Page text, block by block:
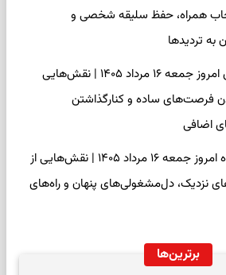
همراه، حفظ سلیقه شخصی و
به تردیدها
فال چای امروز جمعه ۱۶ مرداد ۱۴۰۵ | نقش‌هایی
فرصت‌های ساده و کنارگذاشتن
اضافی
فال قهوه امروز جمعه ۱۶ مرداد ۱۴۰۵ | نقش‌هایی از
نزدیک، دل‌مشغولی‌های پنهان و راه‌های
برترین‌ها